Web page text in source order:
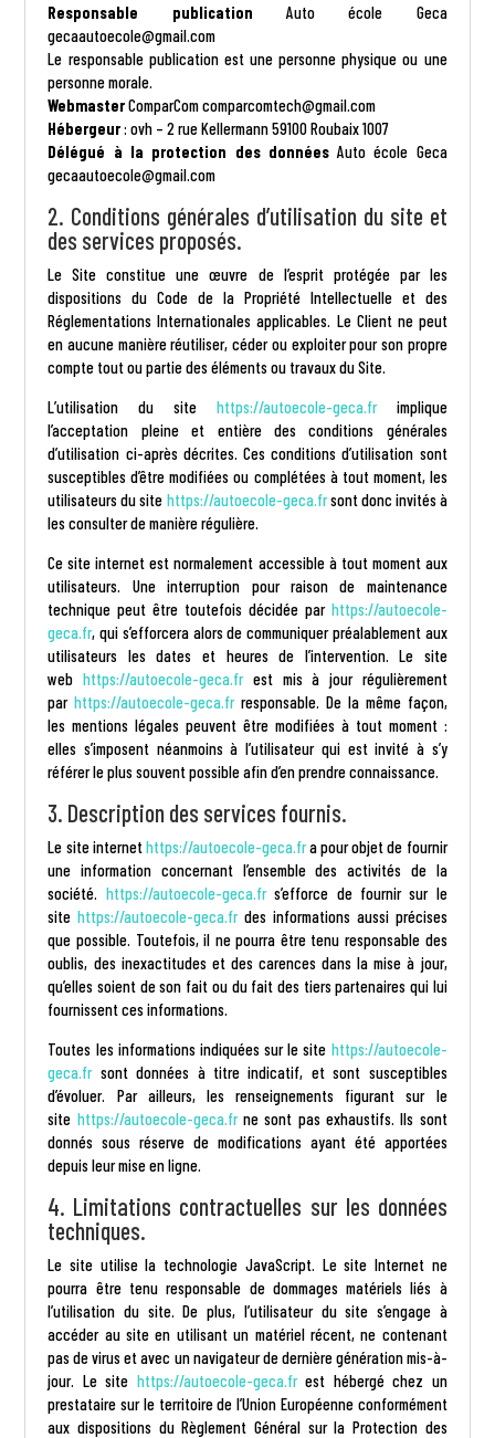
Responsable publication
Auto école Geca
gecaautoecole@gmail.com
Le responsable publication est une personne physique ou une
personne morale.
WebmasterComparCom comparcomtech@gmail.com
Hébergeur: ovh – 2 rue Kellermann 59100 Roubaix 1007
Délégué à la protection des données Auto école Geca
gecaautoecole@gmail.com
2. Conditions générales d’utilisation du site et
des services proposés.
Le Site constitue une œuvre de l’esprit protégée par les
dispositions du Code de la Propriété Intellectuelle et des
Réglementations Internationales applicables. Le Client ne peut
en aucune manière réutiliser, céder ou exploiter pour son propre
compte tout ou partie des éléments ou travaux du Site.
L’utilisation du site
https://autoecole-geca.fr
implique
l’acceptation pleine et entière des conditions générales
d’utilisation ci-après décrites. Ces conditions d’utilisation sont
susceptibles d’être modifiées ou complétées à tout moment, les
utilisateurs du site https://autoecole-geca.frsont donc invités à
les consulter de manière régulière.
Ce site internet est normalement accessible à tout moment aux
utilisateurs. Une interruption pour raison de maintenance
technique peut être toutefois décidée par https://autoecole-
geca.fr, qui s’efforcera alors de communiquer préalablement aux
utilisateurs les dates et heures de l’intervention. Le site
web https://autoecole-geca.fr est mis à jour régulièrement
par https://autoecole-geca.fr responsable. De la même façon,
les mentions légales peuvent être modifiées à tout moment :
elles s’imposent néanmoins à l’utilisateur qui est invité à s’y
référer le plus souvent possible afin d’en prendre connaissance.
3. Description des services fournis.
Le site internet https://autoecole-geca.fra pour objet de fournir
une information concernant l’ensemble des activités de la
société.
https://autoecole-geca.fr s’efforce de fournir sur le
site https://autoecole-geca.fr des informations aussi précises
que possible. Toutefois, il ne pourra être tenu responsable des
oublis, des inexactitudes et des carences dans la mise à jour,
qu’elles soient de son fait ou du fait des tiers partenaires qui lui
fournissent ces informations.
Toutes les informations indiquées sur le site https://autoecole-
geca.fr sont données à titre indicatif, et sont susceptibles
d’évoluer. Par ailleurs, les renseignements figurant sur le
site https://autoecole-geca.fr ne sont pas exhaustifs. Ils sont
donnés sous réserve de modifications ayant été apportées
depuis leur mise en ligne.
4. Limitations contractuelles sur les données
techniques.
Le site utilise la technologie JavaScript. Le site Internet ne
pourra être tenu responsable de dommages matériels liés à
l’utilisation du site. De plus, l’utilisateur du site s’engage à
accéder au site en utilisant un matériel récent, ne contenant
pas de virus et avec un navigateur de dernière génération mis-à-
jour. Le site https://autoecole-geca.fr est hébergé chez un
prestataire sur le territoire de l’Union Européenne conformément
aux dispositions du Règlement Général sur la Protection des